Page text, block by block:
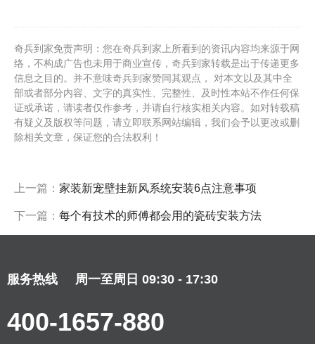
奇兵到家免责声明：您在奇兵到家上所看到的资讯内容均来源于网
络，不构成广告也未用于商业宣传，奇兵到家转载是出于传递更多
信息之目的。并不意味奇兵到家赞同其观点， 对本文以及其中全
部或者部分内容、文字的真实性、完整性、及时性本站不作任何保
证或承诺，请读者仅作参考，并请自行核实相关内容。如对转载稿
有疑义及版权等问题，请立即联系网站编辑，我们会予以更改或删
除相关文章，保证您的合法权利！
上一篇： 家装新宠壁挂新风系统安装6点注意事项
下一篇： 每个有技术的师傅都会用的瓷砖安装方法
服务热线 周一至周日 09:30 - 17:30
400-1657-880